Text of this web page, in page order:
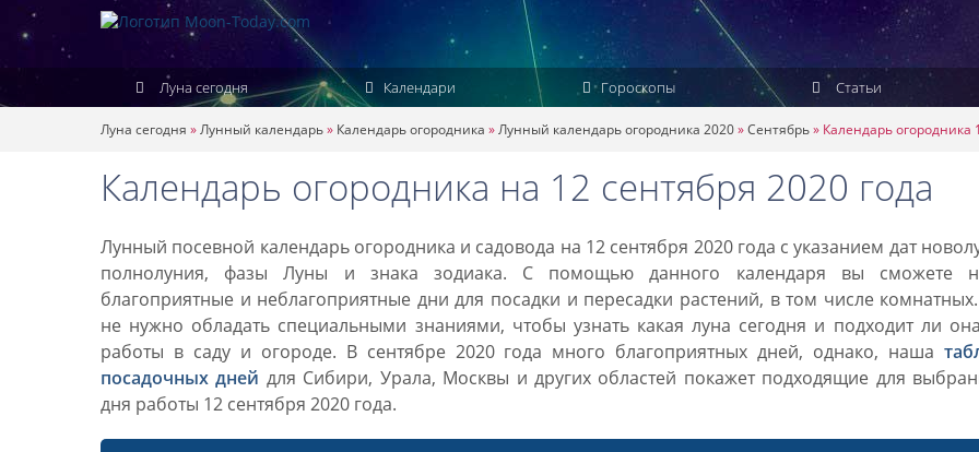
Луна сегодня Календари Гороскопы Статьи
Луна сегодня »Лунный календарь» Календарь огородника »Лунный календарь огородника 2020»Сентябрь» Календарь огородника
Календарь огородника на 12 сентября 2020 года
Лунный посевной календарь огородника и садовода на 12 сентября 2020 года с указанием дат
полнолуния, фазы Луны и знака зодиака. С помощью данного календаря вы сможете
благоприятные и неблагоприятные дни для посадки и пересадки растений, в том числе
не нужно обладать специальными знаниями, чтобы узнать какая луна сегодня и подходит ли
работы в саду и огороде. В сентябре 2020 года много благоприятных дней, однако, наша
посадочных дней для Сибири, Урала, Москвы и других областей покажет подходящие для
дня работы 12 сентября 2020 года.